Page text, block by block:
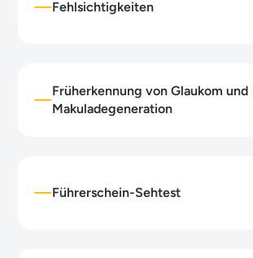
Fehlsichtigkeiten
Früherkennung von Glaukom und
Makuladegeneration
Führerschein-Sehtest